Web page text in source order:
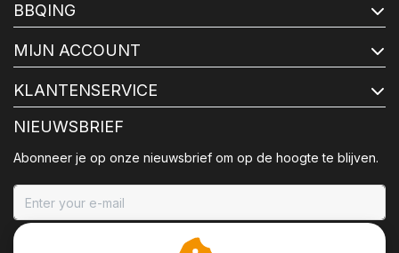
BBQING
MIJN ACCOUNT
KLANTENSERVICE
NIEUWSBRIEF
Abonneer je op onze nieuwsbrief om op de hoogte te blijven.